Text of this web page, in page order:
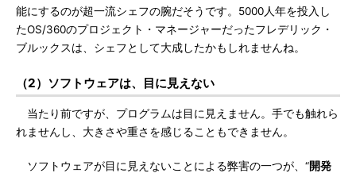
能にするのが超一流シェフの腕だそうです。5000人年を投入し
たOS/360のプロジェクト・マネージャーだったフレデリック・
ブルックスは、シェフとして大成したかもしれませんね。
（2）ソフトウェアは、目に見えない
当たり前ですが、プログラムは目に見えません。手でも触れら
れませんし、大きさや重さを感じることもできません。
ソフトウェアが目に見えないことによる弊害の一つが、“開発